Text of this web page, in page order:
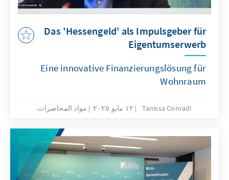
Das 'Hessengeld' als Impulsgeber für
Eigentumserwerb
Eine innovative Finanzierungslösung für
Wohnraum
Tanissa Conradi ١٢ مايو ٢٠٢٥ مواد المحاضرات